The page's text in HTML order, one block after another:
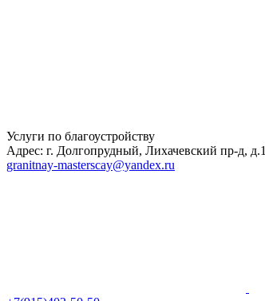
Услуги по благоустройству
Адрес: г. Долгопрудный, Лихачевский пр-д, д.1
granitnay-masterscay@yandex.ru